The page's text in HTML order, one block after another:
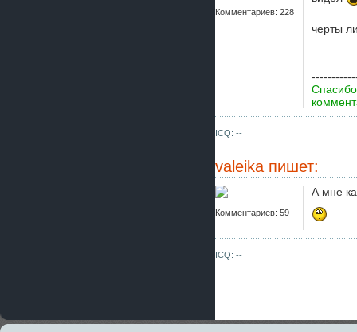
Комментариев: 228
черты
ICQ: --
valeika пишет:
Комментариев: 59
А мне
ICQ: --